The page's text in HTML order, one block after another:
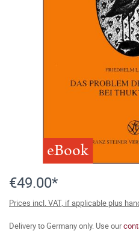
eBook
€49.00*
Prices incl. VAT, if applicable plus
Delivery to Germany only. Use our